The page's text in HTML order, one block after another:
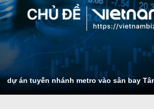
dự án tuyến nhánh metro vào sân bay